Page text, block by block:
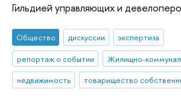
Гильдией управляющих и
Общество дискуссии
экспертиза
репортаж о событии
Жилищно-
недвижимость